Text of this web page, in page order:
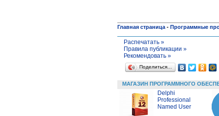
Главная страница - Программные
Распечатать »
Правила публикации »
Рекомендовать »
Поделиться…
МАГАЗИН ПРОГРАММНОГО
Delphi
Professional
Named User